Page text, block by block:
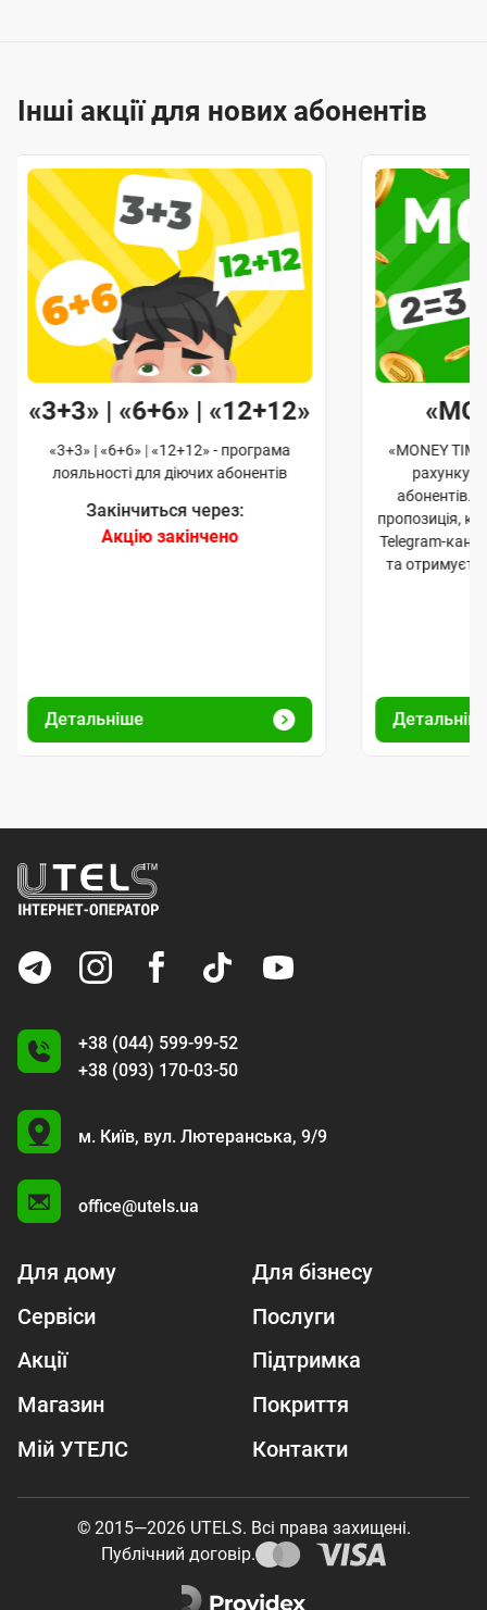
Інші акції для нових абонентів
«3+3» | «6+6» | «12+12»
«3+3» | «6+6» | «12+12» - програма
лояльності для діючих абонентів
Закінчиться через:
Акцію закінчено
Детальніше
«MONEY
рахунку
абонентів.
пропозиція,
Telegram-
та
+38 (044) 599-99-52
+38 (093) 170-03-50
U
м. Київ, вул. Лютеранська, 9/9
office@utels.ua
Для дому
Для бізнесу
Сервіси
Послуги
Акції
Підтримка
Магазин
Покриття
Мій УТЕЛС
Контакти
© 2015—2026 UTELS. Всі права захищені.
Публічний договір.